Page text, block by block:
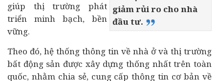
giảm rủi ro cho nhà
đầu tư.
giúp thị trường phát
triển minh bạch, bền
vững.
Theo đó, hệ thống thông tin về nhà ở và thị trường
bất động sản được xây dựng thống nhất trên toàn
quốc, nhằm chia sẻ, cung cấp thông tin cơ bản về